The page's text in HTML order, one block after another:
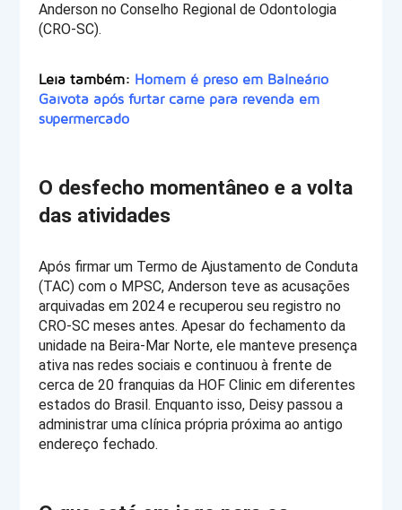
Anderson no Conselho Regional de Odontologia
(CRO-SC).
Leia também: Homem é preso em Balneário
Gaivota após furtar carne para revenda em
supermercado
O desfecho momentâneo e a volta
das atividades
Após firmar um Termo de Ajustamento de Conduta
(TAC) com o MPSC, Anderson teve as acusações
arquivadas em 2024 e recuperou seu registro no
CRO-SC meses antes. Apesar do fechamento da
unidade na Beira-Mar Norte, ele manteve presença
ativa nas redes sociais e continuou à frente de
cerca de 20 franquias da HOF Clinic em diferentes
estados do Brasil. Enquanto isso, Deisy passou a
administrar uma clínica própria próxima ao antigo
endereço fechado.